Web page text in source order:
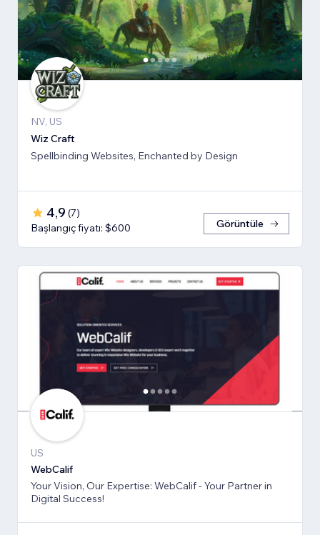
NV, US
Wiz Craft
Spellbinding Websites, Enchanted by Design
4,9 (7)
Başlangıç fiyatı: $600
Görüntüle
US
WebCalif
Your Vision, Our Expertise: WebCalif - Your Partner in
Digital Success!